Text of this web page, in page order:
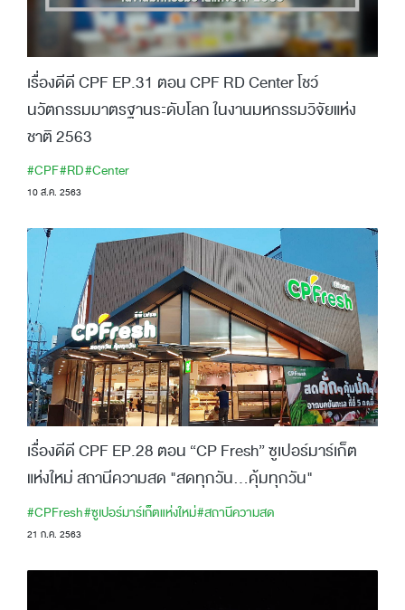
เรื่องดีดี CPF EP.31 ตอน CPF RD Center โชว์
นวัตกรรมมาตรฐานระดับโลก ในงานมหกรรมวิจัยแห่ง
ชาติ 2563
#CPF#RD#Center
10 ส.ค. 2563
เรื่องดีดี CPF EP.28 ตอน “CP Fresh” ซูเปอร์มาร์เก็ต
แห่งใหม่ สถานีความสด "สดทุกวัน...คุ้มทุกวัน"
#CPFresh#ซูเปอร์มาร์เก็ตแห่งใหม่#สถานีความสด
21 ก.ค. 2563